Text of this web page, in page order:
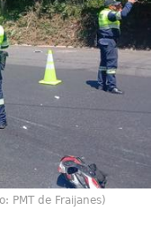
PMT de Fraijanes)